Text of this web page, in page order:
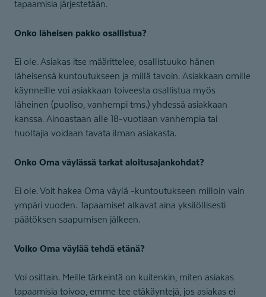
tapaamisia järjestetään.
Onko läheisen pakko osallistua?
Ei ole. Asiakas itse määrittelee, osallistuuko hänen
läheisensä kuntoutukseen ja millä tavoin. Asiakkaan omille
käynneille voi asiakkaan toiveesta osallistua myös
läheinen (puoliso, vanhempi tms.) yhdessä asiakkaan
kanssa. Ainoastaan alle 18-vuotiaan vanhempia tai
huoltajia voidaan tavata ilman asiakasta.
Onko Oma väylässä tarkat aloitusajankohdat?
Ei ole. Voit hakea Oma väylä -kuntoutukseen milloin vain
ympäri vuoden. Tapaamiset alkavat aina yksilöllisesti
päätöksen saapumisen jälkeen.
Voiko Oma väylää tehdä etänä?
Voi osittain. Meille tärkeintä on kuitenkin, miten asiakas
tapaamisia toivoo, emme tee etäkäyntejä, jos asiakas ei